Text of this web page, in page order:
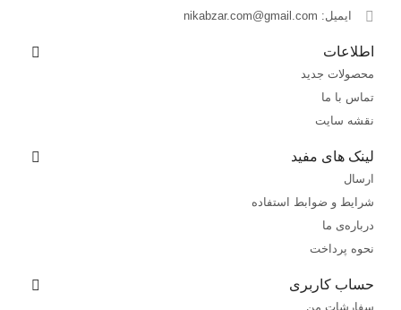
ایمیل: nikabzar.com@gmail.com
اطلاعات
محصولات جدید
تماس با ما
نقشه سایت
لینک های مفید
ارسال
شرایط و ضوابط استفاده
درباره‌ی ما
نحوه پرداخت
حساب کاربری
سفارشات من